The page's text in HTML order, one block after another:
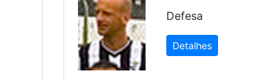
Defesa
Detalhes